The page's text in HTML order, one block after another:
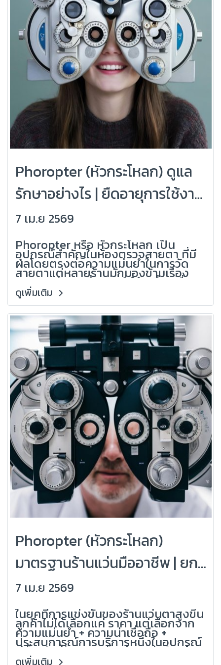
Phoropter (หัวกระโหลก) ดูแล
รักษาอย่างไร | ยืดอายุการใช้งาน
และคงความแม่นยำ
(Grandlondon Optical)
7 เม.ย 2569
Phoropter หรือ หัวกระโหลก เป็น
อุปกรณ์สำคัญในห้องตรวจสายตา ที่มี
ผลโดยตรงต่อความแม่นยำในการวัด
สายตาแต่หลายร้านมักมองข้ามเรื่อง
การดูแลรักษา ซึ่งอาจทำให้เครื่องเสื่อม
เร็ว ค่าคลาดเคลื่อน และเกิดปัญหากับ
ลูกค้าได้
ดูเพิ่มเติม
Phoropter (หัวกระโหลก)
มาตรฐานร้านแว่นมืออาชีพ | ยก
ระดับการตรวจสายตาให้แม่นยำ
(Grandlondon Optical)
7 เม.ย 2569
ในยุคที่การแข่งขันของร้านแว่นตาสูงขึ้น
ลูกค้าไม่ได้เลือกแค่ ราคา แต่เลือกจาก
ความแม่นยำ + ความน่าเชื่อถือ +
ประสบการณ์การบริการหนึ่งในอุปกรณ์
ที่เป็นตัวชี้วัดความเป็นมืออาชีพของร้าน
แว่น คือ Phoropter หรือ หัวกระโหล
ดูเพิ่มเติม